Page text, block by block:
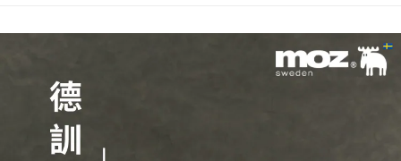
1.本服務係由「台灣大哥大股份有限公司」（以下簡稱本公司）所提供，讓
用戶於交易時，得透過本服務購買商品或服務，並由商店將買賣／分期付款
買賣價金債權讓與本公司後，依約使用本公司帳單繳交帳款。
2.基於同意付款使用「大哥付你分期」之契約關係目的，商店將以您的個人
資料（包含姓名、電話或地址）提供予台灣大哥大進項蒐集、處理及利用，
由本公司與您本人進行分期帳單所需資料之確認、核對及更正。
ATM／網路銀行／等多元方式進行付款，方視為交易完成。
※ 請注意：結帳手續完成當下不需立刻繳費，但若您需要取消訂單，請聯絡
購買商品的店家。未經商家同意取消之訂單仍視為有效，需透過AFTEE先享
後付繳納相關費用。
※ 交易是否成功請以「AFTEE先享後付 」之結帳頁面顯示為準，若有關於
是否繳費成功／繳費後需取消欲退款等相關疑問，請聯繫「AFTEE先享後付
客戶支援中心」
每筆NT$70，滿NT$1,000(含以上)免運費
每筆NT$100，滿NT$1,200(含以上)免運費
京站台北店客服中心(1F星巴克旁) 即日起不提供京站紙袋，取件時
請自備購物袋，若需購買紙袋可現場詢問